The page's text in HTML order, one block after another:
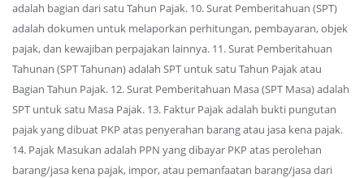
adalah bagian dari satu Tahun Pajak. 10. Surat Pemberitahuan (SPT)
adalah dokumen untuk melaporkan perhitungan, pembayaran, objek
pajak, dan kewajiban perpajakan lainnya. 11. Surat Pemberitahuan
Tahunan (SPT Tahunan) adalah SPT untuk satu Tahun Pajak atau
Bagian Tahun Pajak. 12. Surat Pemberitahuan Masa (SPT Masa) adalah
SPT untuk satu Masa Pajak. 13. Faktur Pajak adalah bukti pungutan
pajak yang dibuat PKP atas penyerahan barang atau jasa kena pajak.
14. Pajak Masukan adalah PPN yang dibayar PKP atas perolehan
barang/jasa kena pajak, impor, atau pemanfaatan barang/jasa dari